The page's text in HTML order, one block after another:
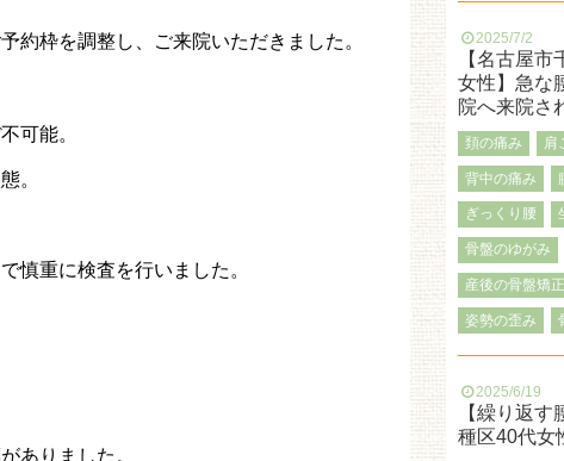
約枠を調整し、ご来院いただきました。
可能。
。
慎重に検査を行いました。
ありました。
2025/7/2
【名古屋
女性】急な
院へ来院さ
頚の痛み 肩
背中の痛み
ぎっくり腰
骨盤のゆがみ
産後の骨盤矯正
姿勢の歪み
2025/6/19
【繰り返す
種区40代女